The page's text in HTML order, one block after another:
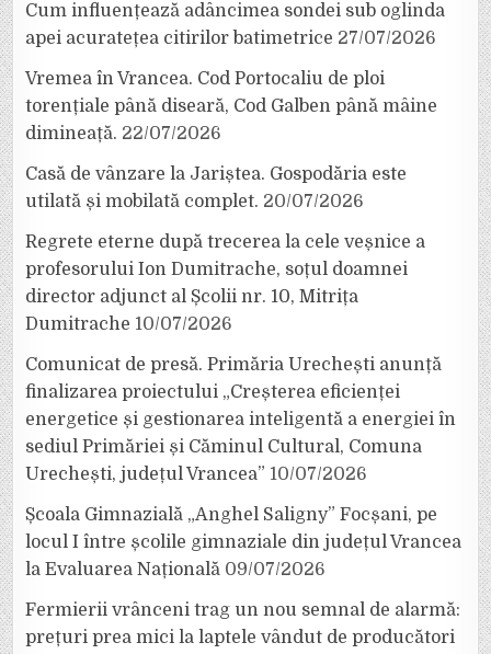
Cum influențează adâncimea sondei sub oglinda
apei acuratețea citirilor batimetrice 27/07/2026
Vremea în Vrancea. Cod Portocaliu de ploi
torențiale până diseară, Cod Galben până mâine
dimineață. 22/07/2026
Casă de vânzare la Jariștea. Gospodăria este
utilată și mobilată complet. 20/07/2026
Regrete eterne după trecerea la cele veșnice a
profesorului Ion Dumitrache, soțul doamnei
director adjunct al Școlii nr. 10, Mitrița
Dumitrache 10/07/2026
Comunicat de presă. Primăria Urechești anunță
finalizarea proiectului „Creșterea eficienței
energetice și gestionarea inteligentă a energiei în
sediul Primăriei și Căminul Cultural, Comuna
Urechești, județul Vrancea” 10/07/2026
Școala Gimnazială „Anghel Saligny” Focșani, pe
locul I între școlile gimnaziale din județul Vrancea
la Evaluarea Națională 09/07/2026
Fermierii vrânceni trag un nou semnal de alarmă:
prețuri prea mici la laptele vândut de producători